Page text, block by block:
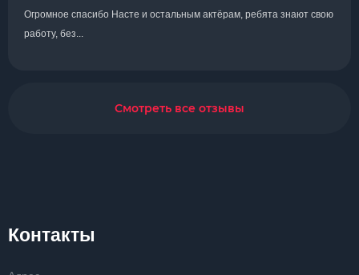
Огромное спасибо Насте и остальным актёрам, ребята знают свою
работу, без...
Смотреть все отзывы
Контакты